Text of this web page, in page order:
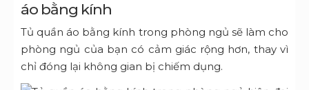
áo bằng kính
Tủ quần áo bằng kính trong phòng ngủ sẽ làm cho
phòng ngủ của bạn có cảm giác rộng hơn, thay vì
chỉ đóng lại không gian bị chiếm dụng.